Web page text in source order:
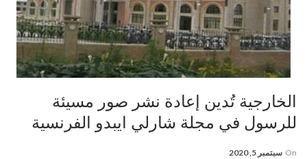
الخارجية تُدين إعادة نشر صور مسيئة
للرسول في مجلة شارلي ايبدو الفرنسية
On سبتمبر 5, 2020